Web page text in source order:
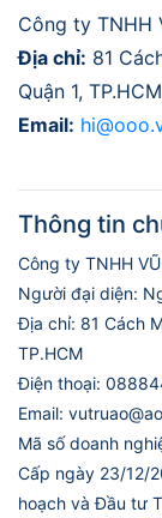
Công ty TNHH
Địa chỉ: 81
Quận 1, TP.HCM
Email:
Thông tin
Công ty TNHH
Người đại diện:
Địa chỉ: 81 Cách
TP.HCM
Điện thoại:
Email:
Mã số doanh
Cấp ngày 23/12/
hoạch và Đầu tư